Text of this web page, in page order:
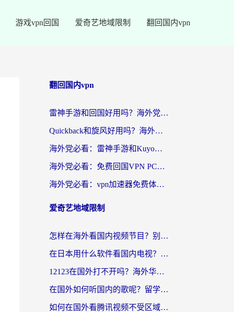
游戏vpn回国 爱奇艺地域限制 翻回国内vpn
翻回国内vpn
雷神手游和回国好用吗？海外党亲测：选对加速器才能无缝刷剧打游戏
Quickback和旋风好用吗？海外华人亲测：选对回国加速器才能无缝看央视5
海外党必看：雷神手游和Kuyo好用吗？3款回国加速器实测+避坑指南
海外党必看：免费回国VPN PC真的能用？附国内高速VPN选择全攻略
海外党必看：vpn加速器免费体验？选对回国加速器才能无缝刷国内剧玩国服
爱奇艺地域限制
怎样在海外看国内视频节目？别再踩坑！留学生和海外华人的专属解决方案
在日本用什么软件看国内电视？这篇攻略帮你告别地域限制
12123在国外打不开吗？海外华人亲测有效的回国加速方案
在国外如何听国内的歌呢？留学生亲测有效的回国加速方案
如何在国外看腾讯视频不受区域限制？留学生亲测有效的回国加速指南